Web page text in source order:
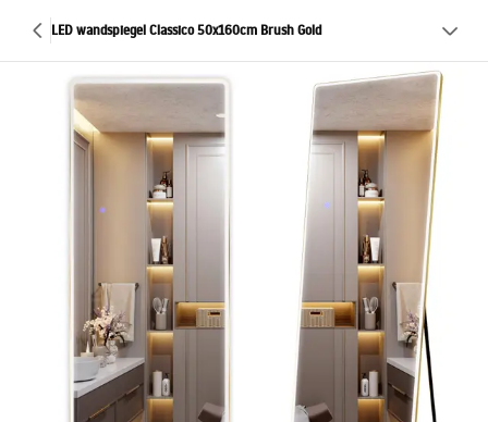
LED wandspiegel Classico 50x160cm Brush Gold